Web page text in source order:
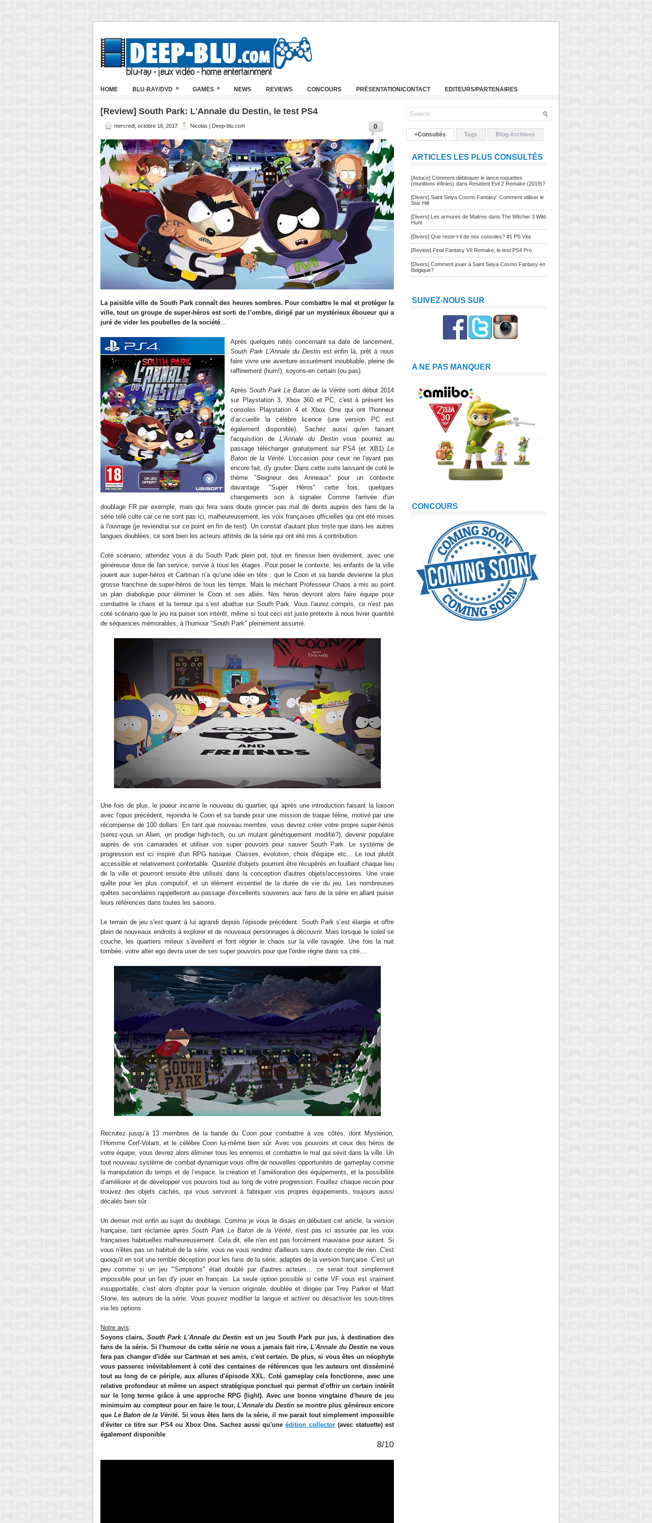
HOME BLU-RAY/DVD » GAMES » NEWS REVIEWS CONCOURS PRÉSENTATION/CONTACT EDITEURS/PARTENAIRES
[Review] South Park: L'Annale du Destin, le test PS4
mercredi, octobre 18, 2017 Nicolas | Deep-blu.com 0
La paisible ville de South Park connaît des heures sombres. Pour combattre le mal et protéger la
ville, tout un groupe de super-héros est sorti de l’ombre, dirigé par un mystérieux éboueur qui a
juré de vider les poubelles de la société...
Après quelques ratés concernant sa date de lancement,
South Park L'Annale du Destinest enfin là, prêt à nous
faire vivre une aventure assurément inoubliable, pleine de
raffinement (hum!), soyons-en certain (ou pas).
AprèsSouth Park Le Baton de la Véritésorti début 2014
sur Playstation 3, Xbox 360 et PC, c'est à présent les
consoles Playstation 4 et Xbox One qui ont l'honneur
d’accueillir la célèbre licence (une version PC est
également disponible). Sachez aussi qu'en faisant
l'acquisition deL'Annale du Destinvous pourrez au
passage télécharger gratuitement sur PS4 (et XB1) Le
Baton de la Vérité. L'occasion pour ceux ne l'ayant pas
encore fait, d'y gouter. Dans cette suite laissant de coté le
thème "Seigneur des Anneaux" pour un contexte
davantage "Super Héros" cette fois, quelques
changements son à signaler. Comme l'arrivée d'un
doublage FR par exemple, mais qui fera sans doute grincer pas mal de dents auprès des fans de la
série télé culte car ce ne sont pas ici, malheureusement, les voix françaises officielles qui ont été mises
à l'ouvrage (je reviendrai sur ce point en fin de test). Un constat d'autant plus triste que dans les autres
langues doublées, ce sont bien les acteurs attitrés de la série qui ont été mis à contribution.
Coté scénario, attendez vous à du South Park plein pot, tout en finesse bien évidement, avec une
généreuse dose de fan service, servie à tous les étages. Pour poser le contexte, les enfants de la ville
jouent aux super-héros et Cartman n’a qu’une idée en tête : que le Coon et sa bande devienne la plus
grosse franchise de super-héros de tous les temps. Mais le méchant Professeur Chaos a mis au point
un plan diabolique pour éliminer le Coon et ses alliés. Nos héros devront alors faire équipe pour
combattre le chaos et la terreur qui s’est abattue sur South Park. Vous l'aurez compris, ce n'est pas
coté scénario que le jeu ira puiser son intérêt, même si tout ceci est juste prétexte à nous livrer quantité
de séquences mémorables, à l'humour "South Park" pleinement assumé.
Une fois de plus, le joueur incarne le nouveau du quartier, qui après une introduction faisant la liaison
avec l'opus précédent, rejoindra le Coon et sa bande pour une mission de traque féline, motivé par une
récompense de 100 dollars. En tant que nouveau membre, vous devrez créer votre propre super-héros
(serez-vous un Alien, un prodige high-tech, ou un mutant génétiquement modifié?), devenir populaire
auprès de vos camarades et utiliser vos super pouvoirs pour sauver South Park. Le système de
progression est ici inspiré d'un RPG basique. Classes, évolution, choix d'équipe etc... Le tout plutôt
accessible et relativement confortable. Quantité d'objets pourront être récupérés en fouillant chaque lieu
de la ville et pourront ensuite être utilisés dans la conception d'autres objets/accessoires. Une vraie
quête pour les plus compulsif, et un élément essentiel de la durée de vie du jeu. Les nombreuses
quêtes secondaires rappelleront au passage d'excellents souvenirs aux fans de la série en allant puiser
leurs références dans toutes les saisons.
Le terrain de jeu s'est quant à lui agrandi depuis l'épisode précédent. South Park s’est élargie et offre
plein de nouveaux endroits à explorer et de nouveaux personnages à découvrir. Mais lorsque le soleil se
couche, les quartiers miteux s’éveillent et font régner le chaos sur la ville ravagée. Une fois la nuit
tombée, votre alter ego devra user de ses super pouvoirs pour que l'ordre règne dans sa cité....
Recrutez jusqu’à 13 membres de la bande du Coon pour combattre à vos côtés, dont Mystérion,
l’Homme Cerf-Volant, et le célèbre Coon lui-même bien sûr. Avec vos pouvoirs et ceux des héros de
votre équipe, vous devrez alors éliminer tous les ennemis et combattre le mal qui sévit dans la ville. Un
tout nouveau système de combat dynamique vous offre de nouvelles opportunités de gameplay comme
la manipulation du temps et de l’espace, la création et l’amélioration des équipements, et la possibilité
d’améliorer et de développer vos pouvoirs tout au long de votre progression. Fouillez chaque recoin pour
trouvez des objets cachés, qui vous serviront à fabriquer vos propres équipements, toujours aussi
décalés bien sûr.
Un dernier mot enfin au sujet du doublage. Comme je vous le disais en débutant cet article, la version
française, tant réclamée aprèsSouth Park Le Baton de la Vérité, n'est pas ici assurée par les voix
françaises habituelles malheureusement. Cela dit, elle n'en est pas forcément mauvaise pour autant. Si
vous n'êtes pas un habitué de la série, vous ne vous rendrez d'ailleurs sans doute compte de rien. C'est
quoiqu'il en soit une terrible déception pour les fans de la série, adaptes de la version française. C'est un
peu comme si un jeu '"Simpsons" était doublé par d'autres acteurs... ce serait tout simplement
impossible pour un fan d'y jouer en français. La seule option possible si cette VF vous est vraiment
insupportable, c'est alors d'opter pour la version originale, doublée et dirigée par Trey Parker et Matt
Stone, les auteurs de la série. Vous pouvez modifier la langue et activer ou désactiver les sous-titres
via les options.
Notre avis:
Soyons clairs, South Park L'Annale du Destin est un jeu South Park pur jus, à destination des
fans de la série. Si l'humour de cette série ne vous a jamais fait rire,L'Annale du Destin ne vous
fera pas changer d'idée sur Cartman et ses amis, c'est certain. De plus, si vous êtes un néophyte
vous passerez inévitablement à coté des centaines de références que les auteurs ont disséminé
tout au long de ce périple, aux allures d'épisode XXL. Coté gameplay cela fonctionne, avec une
relative profondeur et même un aspect stratégique ponctuel qui permet d'offrir un certain intérêt
sur le long terme grâce à une approche RPG (light). Avec une bonne vingtaine d'heure de jeu
minimuim au compteur pour en faire le tour,L'Annale du Destinse montre plus généreux encore
que Le Baton de la Vérité. Si vous êtes fans de la série, il me parait tout simplement impossible
d'éviter ce titre sur PS4 ou Xbox One. Sachez aussi qu'uneédition collector(avec statuette) est
également disponible.
8/10
+Consultés Tags Blog Archives
ARTICLES LES PLUS CONSULTÉS
[Astuce] Comment débloquer le lance roquettes
(munitions infinies) dans Resident Evil 2 Remake (2019)?
[Divers] Saint Seiya Cosmo Fantasy: Comment utiliser le
Star Hill
[Divers] Les armures de Maitres dans The Witcher 3 Wild
Hunt
[Divers] Que reste-t-il de nos consoles? #1 PS Vita
[Review] Final Fantasy VII Remake, le test PS4 Pro
[Divers] Comment jouer à Saint Seiya Cosmo Fantasy en
Belgique?
SUIVEZ-NOUS SUR
A NE PAS MANQUER
CONCOURS